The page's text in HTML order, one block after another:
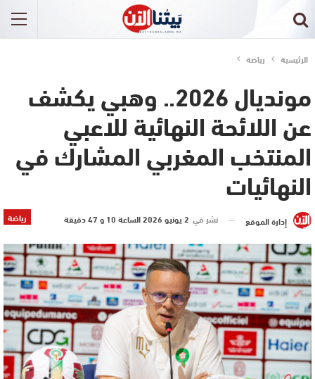
الرئيسية رياضة
مونديال 2026.. وهبي يكشف
عن اللائحة النهائية للاعبي
المنتخب المغربي المشارك في
النهائيات
رياضة إدارة الموقع نشر في 2 يونيو 2026 الساعة 10 و 47 دقيقة